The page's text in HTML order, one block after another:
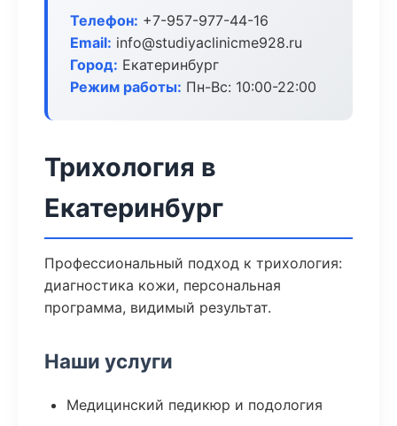
Телефон: +7-957-977-44-16
Email: info@studiyaclinicme928.ru
Город: Екатеринбург
Режим работы: Пн-Вс: 10:00-22:00
Трихология в
Екатеринбург
Профессиональный подход к трихология:
диагностика кожи, персональная
программа, видимый результат.
Наши услуги
Медицинский педикюр и подология